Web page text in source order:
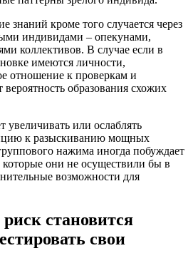
знаний кроме того случается через
индивидами – опекунами,
коллективов. В случае если в
имеются личности,
отношение к проверкам и
образования схожих
увеличивать или ослаблять
к разыскиванию мощных
нажима иногда побуждает
они не осуществили бы в
возможности для
становится
свои